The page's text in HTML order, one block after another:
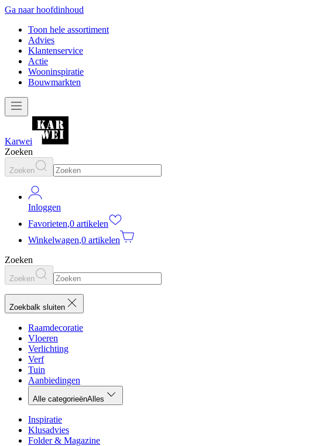
Ga naar hoofdinhoud
Toon hele assortiment
Advies
Klantenservice
Actie
Wooninspiratie
Bouwmarkten
Karwei
Zoeken
Zoeken
Inloggen
Favorieten,0 artikelen
Winkelwagen,0 artikelen
Zoeken
Zoeken
Zoekbalk sluiten
Raamdecoratie
Vloeren
Verlichting
Verf
Tuin
Aanbiedingen
Alle categorieënAlles
Inspiratie
Klusadvies
Folder & Magazine